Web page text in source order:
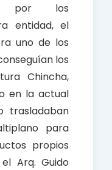
por los
entidad, el
uno de los
los
Chincha,
en la actual
trasladaban
para
propios
Arq. Guido